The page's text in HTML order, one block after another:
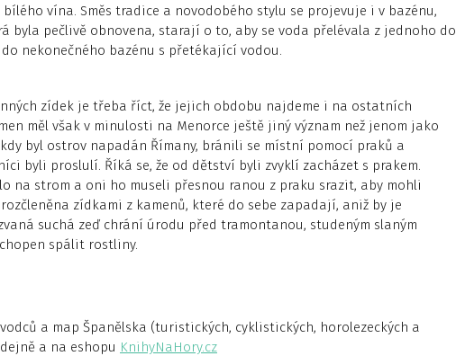
vína. Směs tradice a novodobého stylu se projevuje i v bazénu,
byla pečlivě obnovena, starají o to, aby se voda přelévala z jednoho do
nekonečného bazénu s přetékající vodou.
zídek je třeba říct, že jejich obdobu najdeme i na ostatních
měl však v minulosti na Menorce ještě jiný význam než jenom jako
byl ostrov napadán Římany, bránili se místní pomocí praků a
byli proslulí. Říká se, že od dětství byli zvyklí zacházet s prakem.
na strom a oni ho museli přesnou ranou z praku srazit, aby mohli
zídkami z kamenů, které do sebe zapadají, aniž by je
suchá zeď chrání úrodu před tramontanou, studeným slaným
spálit rostliny.
a map Španělska (turistických, cyklistických, horolezeckých a
a na eshopu KnihyNaHory.cz